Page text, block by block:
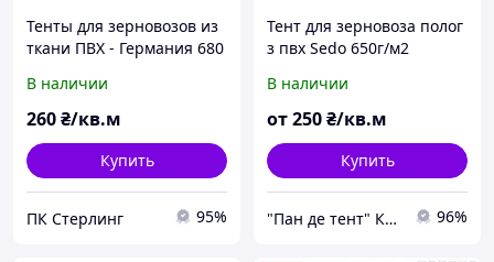
Тенты для зерновозов из
ткани ПВХ - Германия 680
В наличии
260₴/кв.м
Купить
ПК Стерлинг 95%
Тент для зерновоза полог
з пвх Sedo 650г/м2
В наличии
от250₴/кв.м
Купить
"Пан де тент" Компания 96%